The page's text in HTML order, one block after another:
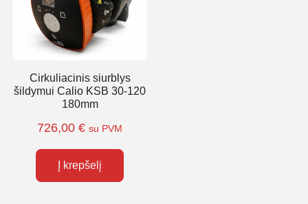
Cirkuliacinis siurblys
šildymui Calio KSB 30-120
180mm
726,00 € su PVM
Į krepšelį